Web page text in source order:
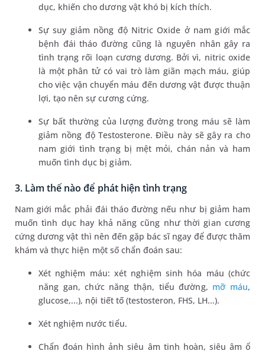
dục, khiến cho dương vật khó bị kích thích.
Sự suy giảm nồng độ Nitric Oxide ở nam giới mắc
bệnh đái tháo đường cũng là nguyên nhân gây ra
tình trạng rối loạn cương dương. Bởi vì, nitric oxide
là một phân tử có vai trò làm giãn mạch máu, giúp
cho việc vận chuyển máu đến dương vật được thuận
lợi, tạo nên sự cương cứng.
Sự bất thường của lượng đường trong máu sẽ làm
giảm nồng độ Testosterone. Điều này sẽ gây ra cho
nam giới tình trạng bị mệt mỏi, chán nản và ham
muốn tình dục bị giảm.
3. Làm thế nào để phát hiện tình trạng
Nam giới mắc phải đái tháo đường nếu như bị giảm ham
muốn tình dục hay khả năng cũng như thời gian cương
cứng dương vật thì nên đến gặp bác sĩ ngay để được thăm
khám và thực hiện một số chẩn đoán sau:
Xét nghiệm máu: xét nghiệm sinh hóa máu (chức
năng gan, chức năng thận, tiểu đường, mỡ máu,
glucose,...), nội tiết tố (testosteron, FHS, LH...).
Xét nghiệm nước tiểu.
Chẩn đoán hình ảnh siêu âm tinh hoàn, siêu âm ổ